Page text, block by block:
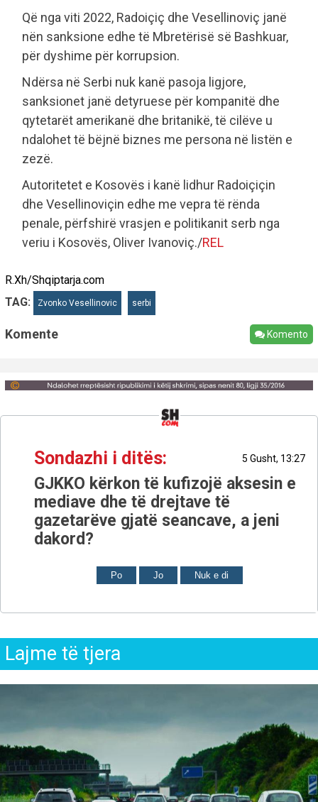
Që nga viti 2022, Radoiçiç dhe Vesellinoviç janë
nën sanksione edhe të Mbretërisë së Bashkuar,
për dyshime për korrupsion.
Ndërsa në Serbi nuk kanë pasoja ligjore,
sanksionet janë detyruese për kompanitë dhe
qytetarët amerikanë dhe britanikë, të cilëve u
ndalohet të bëjnë biznes me persona në listën e
zezë.
Autoritetet e Kosovës i kanë lidhur Radoiçiçin
dhe Vesellinoviçin edhe me vepra të rënda
penale, përfshirë vrasjen e politikanit serb nga
veriu i Kosovës, Oliver Ivanoviç./REL
R.Xh/Shqiptarja.com
TAG:
Zvonko Vesellinovic serbi
Komente Komento
Sondazhi i ditës: 5 Gusht, 13:27
GJKKO kërkon të kufizojë aksesin e
mediave dhe të drejtave të
gazetarëve gjatë seancave, a jeni
dakord?
Po Jo Nuk e di
Lajme të tjera